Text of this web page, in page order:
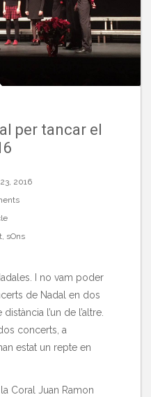
per tancar el
2016
, sOns
I no vam poder
de Nadal en dos
l’un de l’altre.
concerts, a
estat un repte en
Coral Juan Ramon